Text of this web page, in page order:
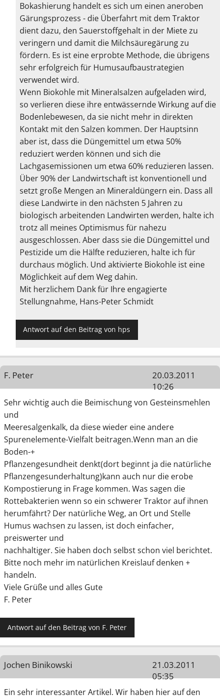
Bokashierung handelt es sich um einen aneroben
Gärungsprozess - die Überfahrt mit dem Traktor
dient dazu, den Sauerstoffgehalt in der Miete zu
veringern und damit die Milchsäuregärung zu
fördern. Es ist eine erprobte Methode, die übrigens
sehr erfolgreich für Humusaufbaustrategien
verwendet wird.
Wenn Biokohle mit Mineralsalzen aufgeladen wird,
so verlieren diese ihre entwässernde Wirkung auf die
Bodenlebewesen, da sie nicht mehr in direkten
Kontakt mit den Salzen kommen. Der Hauptsinn
aber ist, dass die Düngemittel um etwa 50%
reduziert werden können und sich die
Lachgasemissionen um etwa 60% reduzieren lassen.
Über 90% der Landwirtschaft ist konventionell und
setzt große Mengen an Mineraldüngern ein. Dass all
diese Landwirte in den nächsten 5 Jahren zu
biologisch arbeitenden Landwirten werden, halte ich
trotz all meines Optimismus für nahezu
ausgeschlossen. Aber dass sie die Düngemittel und
Pestizide um die Hälfte reduzieren, halte ich für
durchaus möglich. Und aktivierte Biokohle ist eine
Möglichkeit auf dem Weg dahin.
Mit herzlichem Dank für Ihre engagierte
Stellungnahme, Hans-Peter Schmidt
Antwort auf den Beitrag von hps
F. Peter
20.03.2011
10:26
Sehr wichtig auch die Beimischung von Gesteinsmehlen
und
Meeresalgenkalk, da diese wieder eine andere
Spurenelemente-Vielfalt beitragen.Wenn man an die
Boden-+
Pflanzengesundheit denkt(dort beginnt ja die natürliche
Pflanzengesunderhaltung)kann auch nur die erobe
Kompostierung in Frage kommen. Was sagen die
Rottebakterien wenn so ein schwerer Traktor auf ihnen
herumfährt? Der natürliche Weg, an Ort und Stelle
Humus wachsen zu lassen, ist doch einfacher,
preiswerter und
nachhaltiger. Sie haben doch selbst schon viel berichtet.
Bitte noch mehr im natürlichen Kreislauf denken +
handeln.
Viele Grüße und alles Gute
F. Peter
Antwort auf den Beitrag von F. Peter
Jochen Binikowski
21.03.2011
05:35
Ein sehr interessanter Artikel. Wir haben hier auf den